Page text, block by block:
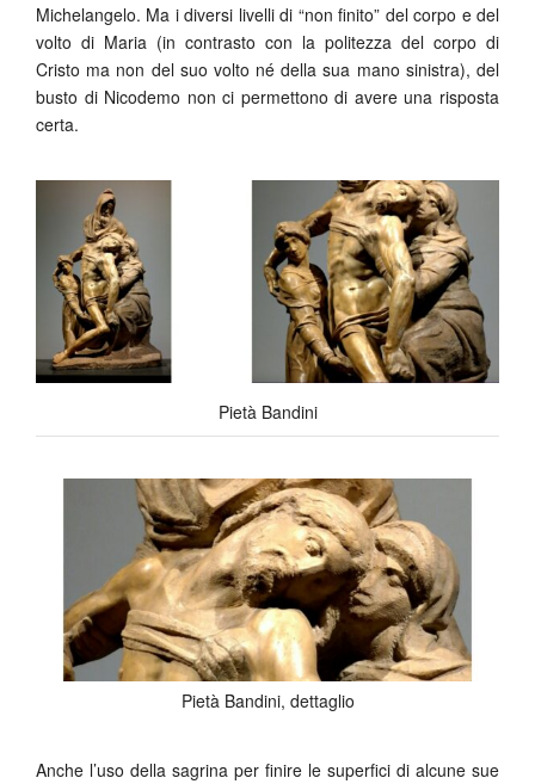
Michelangelo. Ma i diversi livelli di “non finito” del corpo e del
volto di Maria (in contrasto con la politezza del corpo di
Cristo ma non del suo volto né della sua mano sinistra), del
busto di Nicodemo non ci permettono di avere una risposta
certa.
Pietà Bandini
Pietà Bandini, dettaglio
Anche l’uso della sagrina per finire le superfici di alcune sue